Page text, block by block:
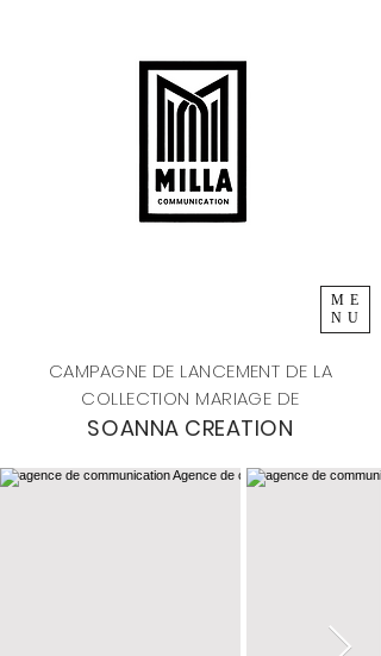
ME
NU
CAMPAGNE DE LANCEMENT DE LA
COLLECTION MARIAGE DE
SOANNA CREATION